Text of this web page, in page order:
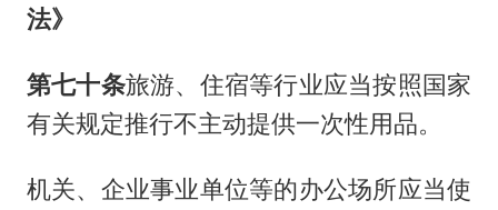
法》
第七十条旅游、住宿等行业应当按照国家
有关规定推行不主动提供一次性用品。
机关、企业事业单位等的办公场所应当使